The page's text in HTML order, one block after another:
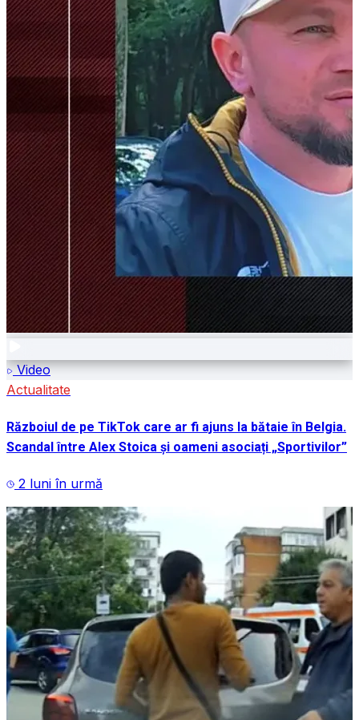
Video
Actualitate
Războiul de pe TikTok care ar fi ajuns la bătaie în Belgia.
Scandal între Alex Stoica și oameni asociați „Sportivilor”
2 luni în urmă